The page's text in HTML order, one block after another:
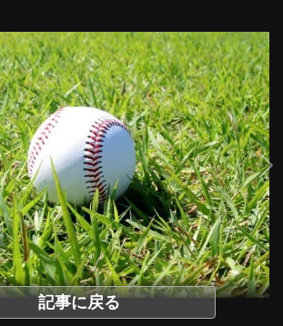
記事に戻る